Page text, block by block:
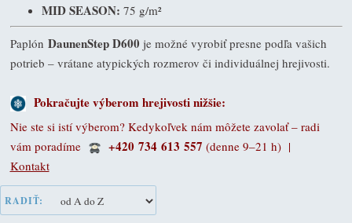
MID SEASON: 75 g/m²
Paplón DaunenStep D600 je možné vyrobiť presne podľa vašich
potrieb – vrátane atypických rozmerov či individuálnej hrejivosti.
Pokračujte výberom hrejivosti nižšie:
Nie ste si istí výberom? Kedykoľvek nám môžete zavolať – radi
vám poradíme
+420 734 613 557 (denne 9–21 h)|
Kontakt
RADIŤ: